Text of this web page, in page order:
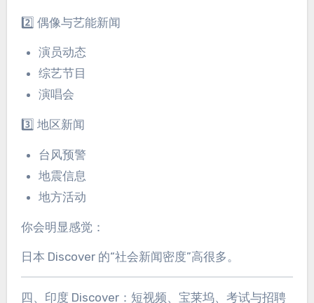
2️⃣ 偶像与艺能新闻
演员动态
综艺节目
演唱会
3️⃣ 地区新闻
台风预警
地震信息
地方活动
你会明显感觉：
日本 Discover 的“社会新闻密度”高很多。
四、印度 Discover：短视频、宝莱坞、考试与招聘